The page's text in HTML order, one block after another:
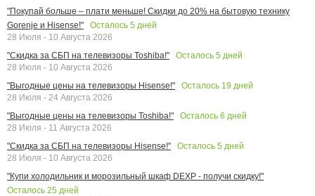
"Покупай больше – плати меньше! Скидки до 20% на бытовую технику
Gorenje и Hisense!"
Осталось 5 дней
28 Июля - 10 Августа 2026
"Скидка за СБП на телевизоры Toshiba!"
Осталось 5 дней
28 Июля - 10 Августа 2026
"Выгодные цены на телевизоры Hisense!"
Осталось 19 дней
28 Июля - 24 Августа 2026
"Выгодные цены на телевизоры Toshiba!"
Осталось 6 дней
28 Июля - 11 Августа 2026
"Скидка за СБП на телевизоры Hisense!"
Осталось 5 дней
28 Июля - 10 Августа 2026
"Купи холодильник и морозильный шкаф DEXP - получи скидку!"
Осталось 25 дней